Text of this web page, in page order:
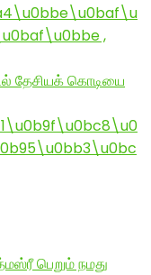
,
தேசியக் கொடியை
பெறும் நமது